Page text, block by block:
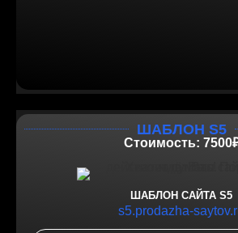
ШАБЛОН S5
Стоимость:
ШАБЛОН САЙТА S5
s5.prodazha-